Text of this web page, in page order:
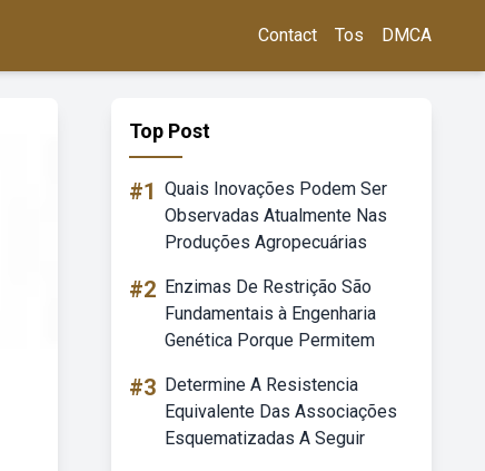
Contact Tos DMCA
Top Post
#1 Quais Inovações Podem Ser
Observadas Atualmente Nas
Produções Agropecuárias
#2 Enzimas De Restrição São
Fundamentais à Engenharia
Genética Porque Permitem
#3 Determine A Resistencia
Equivalente Das Associações
Esquematizadas A Seguir